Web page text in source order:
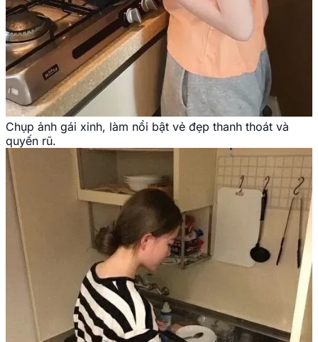
Chụp ảnh gái xinh, làm nổi bật vẻ đẹp thanh thoát và
quyến rũ.